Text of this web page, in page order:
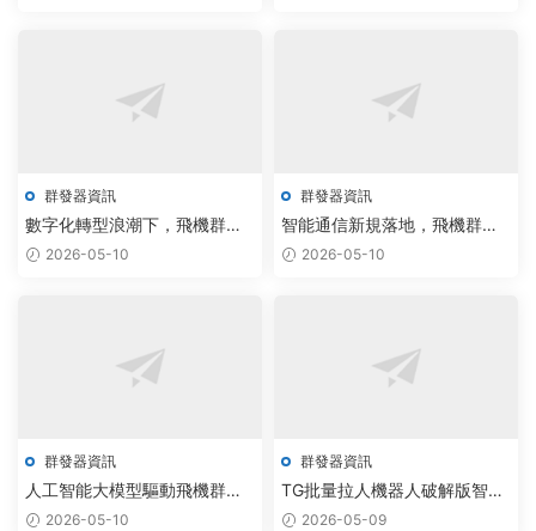
群發器資訊
數字化轉型浪潮下，飛機群發
器與Telegram批量采集工具以
2026-05-10
群發器資訊
智能通信新規落地，飛機群發
器企業借AI調度實現效率躍升
2026-05-10
群發器資訊
人工智能大模型驅動飛機群發
器實現拉人工具報價實時響應
2026-05-10
群發器資訊
TG批量拉人機器人破解版智能
升級，群采集效率提升300%
2026-05-09